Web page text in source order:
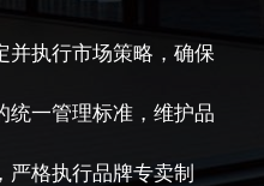
执行市场策略，确保
一管理标准，维护品
格执行品牌专卖制